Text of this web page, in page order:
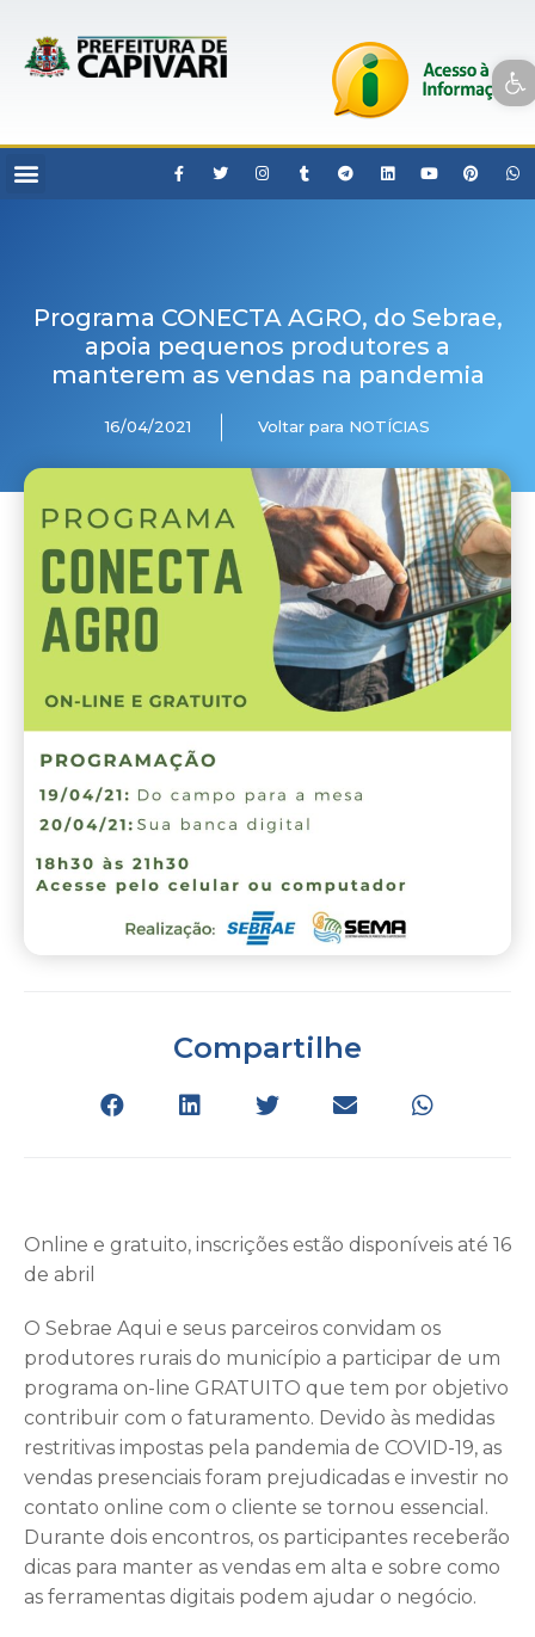
Open toolbar
Programa CONECTA AGRO, do Sebrae,
apoia pequenos produtores a
manterem as vendas na pandemia
16/04/2021 Voltar para NOTÍCIAS
Compartilhe
Online e gratuito, inscrições estão disponíveis até 16
de abril
O Sebrae Aqui e seus parceiros convidam os
produtores rurais do município a participar de um
programa on-line GRATUITO que tem por objetivo
contribuir com o faturamento. Devido às medidas
restritivas impostas pela pandemia de COVID-19, as
vendas presenciais foram prejudicadas e investir no
contato online com o cliente se tornou essencial.
Durante dois encontros, os participantes receberão
dicas para manter as vendas em alta e sobre como
as ferramentas digitais podem ajudar o negócio.